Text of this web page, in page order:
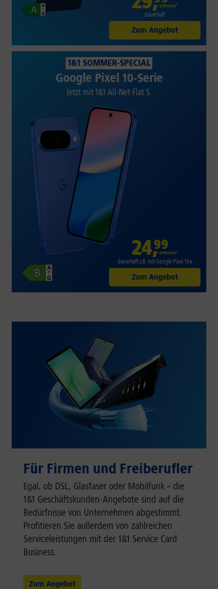
€/Monat*
dauerhaft
Zum Angebot
1&1 SOMMER-SPECIAL
Google Pixel 10-Serie
Jetzt mit 1&1 All-Net-Flat S.
24,99
€/Monat*
dauerhaft z.B. mit Google Pixel 10a
Zum Angebot
Für Firmen und Freiberufler
Egal, ob DSL, Glasfaser oder Mobilfunk – die
1&1 Geschäftskunden-Angebote sind auf die
Bedürfnisse von Unternehmen abgestimmt.
Profitieren Sie außerdem von zahlreichen
Serviceleistungen mit der 1&1 Service Card
Business.
Zum Angebot